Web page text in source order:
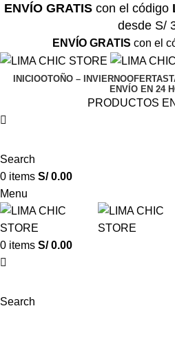
ENVÍO GRATIScon el código
desde S/
ENVÍO GRATIS con el
INICIOOTOÑO – INVIERNOOFERTAS
ENVÍO EN 24
PRODUCTOS
Search
0 items S/0.00
Menu
0 items S/0.00
Search